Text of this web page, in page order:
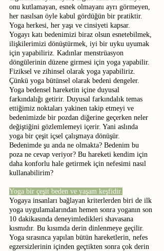
onu kutlamayan, esnek olmayanı ayrı görmeyen,
her nasılsan öyle kabul gördüğün bir pratiktir.
Yoga herkesi, her yaşı ve cinsiyeti kapsar.
Yogayı katı bedenimizi biraz olsun esnetebilmek,
ilişkilerimizi dönüştürmek, iyi bir uyku uyumak
için yapabiliriz. Kadınlar menstrüasyon
döngülerinin düzene girmesi için yoga yapabilir.
Fiziksel ve zihinsel olarak yoga yapabiliriz.
Çünkü yoga bütünsel olarak bedeni dengeler.
Yoga bedensel hareketin içine duyusal
farkındalığı getirir. Duyusal farkındalık temas
ettiğimiz noktaları yakinen takip etmeyi ve
bedenimizde bir pozdan diğerine geçerken neler
değiştiğini gözlemlemeyi içerir. Yani aslında
yoga bir çeşit içsel çalışmaya dönüşür.
Bedenimde şu anda ne olmakta? Bedenim bu
poza ne cevap veriyor? Bu hareketi kendim için
daha konforlu hale getirmek için nefesimi nasıl
kullanabilirim?
Yoga bir çeşit beden ve yaşam keşfidir.
Yogaya insanları bağlayan kriterlerden biri de ilk
yoga uygulamalarından hemen sonra yoganın son
10 dakikasında deneyimledikleri shavasana
kısmıdır. Bu kısımda derin dinlenmeye geçilir.
Yoga sırasınca yapılan bütün hareketlerin, nefes
egzersizlerinin içinden geçtikten sonra çok derin